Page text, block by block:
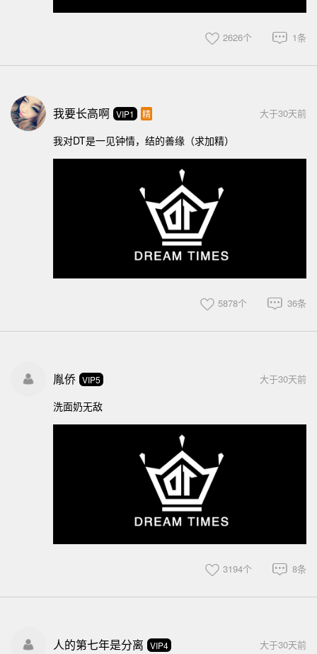
1条
2626个
我要长高啊 VIP1 精 大于30天前
我对DT是一见钟情，结的善缘（求加精）
36条
5878个
胤侨 VIP5 大于30天前
洗面奶无敌
8条
3194个
人的第七年是分离 VIP4 大于30天前